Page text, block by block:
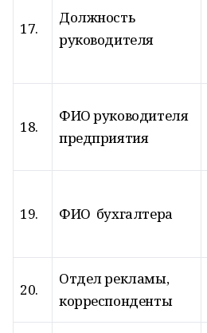
17.
Должность
руководителя
18.
ФИО руководителя
предприятия
19. ФИО бухгалтера
20.
Отдел рекламы,
корреспонденты